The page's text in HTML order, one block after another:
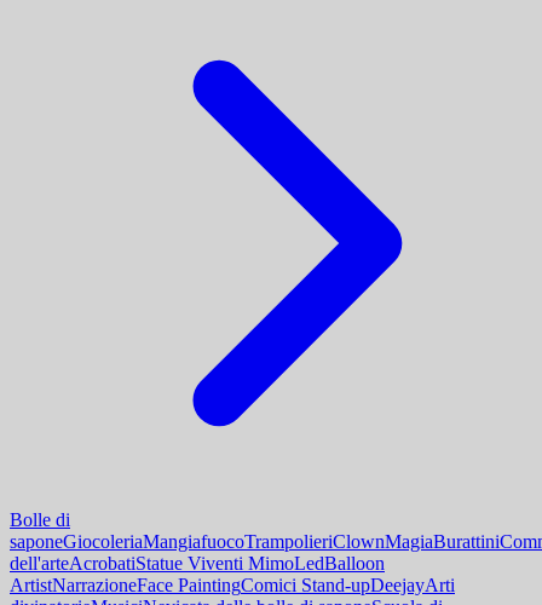
Bolle di
saponeGiocoleriaMangiafuocoTrampolieriClownMagiaBurattini
dell'arteAcrobatiStatue Viventi MimoLedBalloon
ArtistNarrazioneFace PaintingComici Stand-upDeejayArti